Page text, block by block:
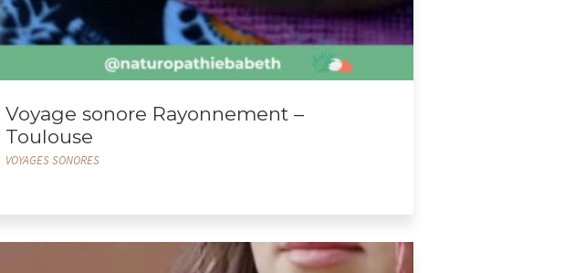
Voyage sonore Rayonnement –
Toulouse
VOYAGES SONORES